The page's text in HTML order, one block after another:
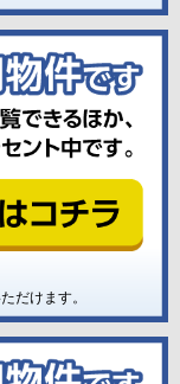
だけます。